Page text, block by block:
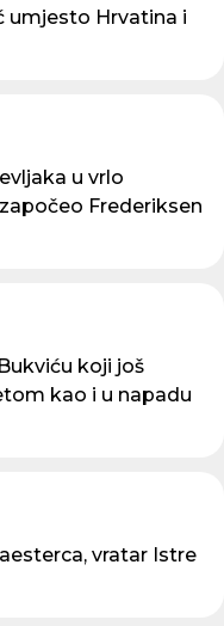
umjesto Hrvatina i
u vrlo
Frederiksen
koji još
kao i u napadu
vratar Istre